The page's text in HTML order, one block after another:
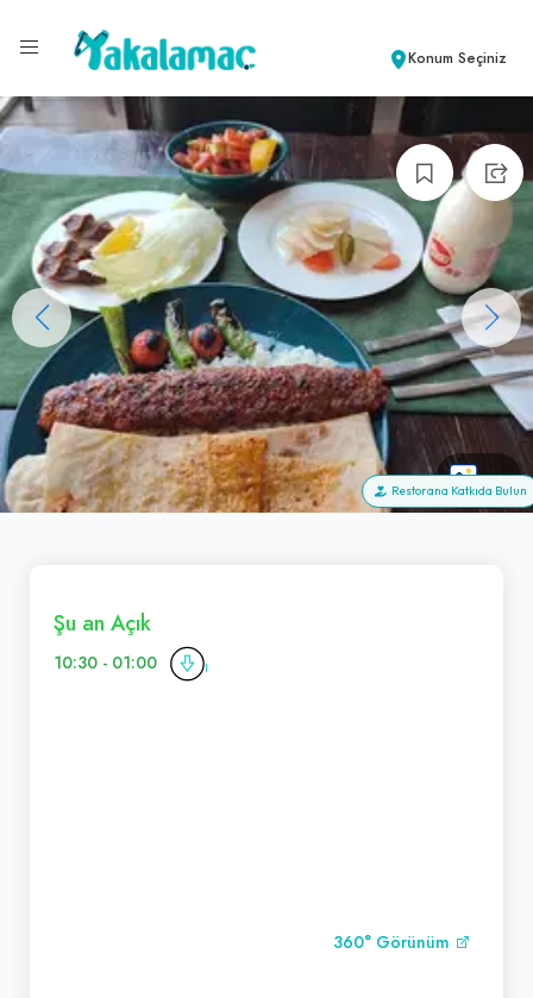
Konum Seçiniz
+5
Restorana Katkıda Bulun
Şu an Açık
10:30 - 01:00
360° Görünüm